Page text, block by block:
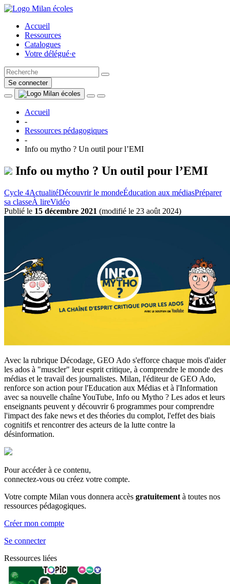
Accueil
Ressources
Catalogues
Votre délégué·e
Se connecter
Accueil
-
Ressources pédagogiques
-
Info ou mytho ? Un outil pour l’EMI
Info ou mytho ? Un outil pour l’EMI
Cycle 4ActualitéDécouvrir le mondeÉducation aux médiasPréparer
sa classeÀ lireVidéo
Publié le 15 décembre 2021 (modifié le 23 août 2024)
Avec la rubrique Décodage, GEO Ado s'efforce chaque mois d'aider
les ados à "muscler" leur esprit critique, à comprendre le monde des
médias et le travail des journalistes. Milan, l'éditeur de GEO Ado,
renforce son action pour l'Education aux Médias et à l'Information
avec sa nouvelle chaîne YouTube, Info ou Mytho ? Les ados et leurs
enseignants peuvent y découvrir 6 programmes pour comprendre
l'impact des fake news et des théories du complot, l'effet des biais
cognitifs et rencontrer des acteurs de la lutte contre la
désinformation.
Pour accéder à ce contenu,
connectez-vous ou créez votre compte.
Votre compte Milan vous donnera accès gratuitement à toutes nos
ressources pédagogiques.
Créer mon compte
Se connecter
Ressources liées